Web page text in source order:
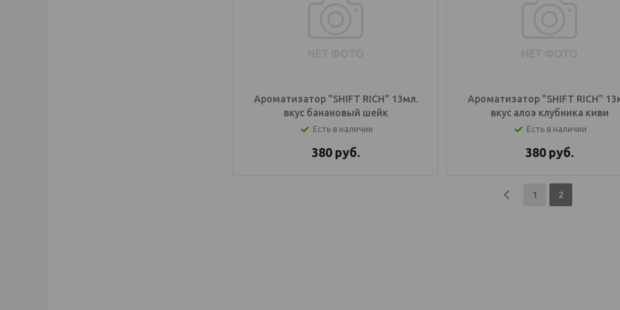
Ароматизатор "SHIFT RICH" 13мл.
вкус банановый шейк
Есть в наличии
380 руб.
Ароматизатор "SHIFT RICH"
вкус алоэ клубника киви
Есть в наличии
380 руб.
1 2